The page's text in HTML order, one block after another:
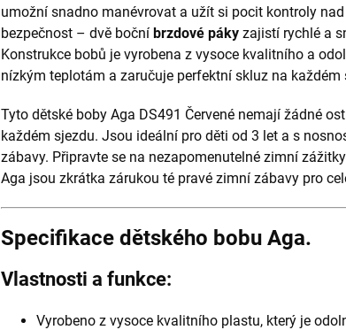
umožní snadno manévrovat a užít si pocit kontroly
bezpečnost – dvě boční brzdové páky zajistí rychlé a
Konstrukce bobů je vyrobena z vysoce kvalitního a
nízkým teplotám a zaručuje perfektní skluz na každém
Tyto dětské boby Aga DS491 Červené nemají žádné
každém sjezdu. Jsou ideální pro děti od 3 let a s
zábavy. Připravte se na nezapomenutelné zimní
Aga jsou zkrátka zárukou té pravé zimní zábavy pro
Specifikace dětského bobu Aga.
Vlastnosti a funkce:
Vyrobeno z vysoce kvalitního plastu, který je